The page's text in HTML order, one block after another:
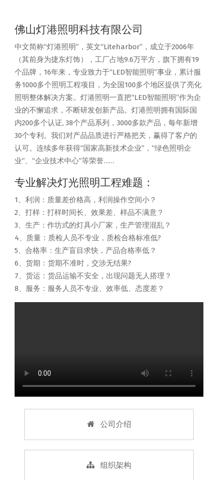
佛山灯港照明科技有限公司
中文简称“灯港照明”，英文“Liteharbor”，成立于2006年
（其前身为捷东灯饰），工厂占地9.6万平方，旗下拥有19
个品牌，16年来，专业致力于“LED智能照明”事业，累计服
务1000多个照明工程项目，为全国100多个地区提供了亮化
照明整体解决方案。灯港照明一直把“LED智能照明”作为企
业的不懈追求，不断研发创新产品。灯港照明拥有国际国
内200多个认证, 38个产品系列，3000多款产品，每年新增
30个专利。我们对产品品质进行严格把关，赢得了客户的
认可。连续多年获得“国家高新技术企业”，“绿色照明企
业”、“企业技术中心”等荣誉……
专业解决灯光照明工程难题：
1、利润：质量差价格高，利润操作空间小？
2、打样：打样时间长、效果差、样品不满意？
3、生产：作坊式的灯具小厂家，生产管理混乱？
4、质量：质检人员不专业，质检合格标准低?
5、合格率：生产盲目求快，产品合格率低？
6、货期：货期不准时，交涉无结果?
7、货运：货品运输不安全，出现问题无人搭理？
8、服务：服务人员不专业、效率低、态度差？
公司介绍
组织架构